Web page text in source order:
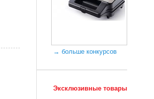
→ больше конкурсов
Эксклюзивные товары